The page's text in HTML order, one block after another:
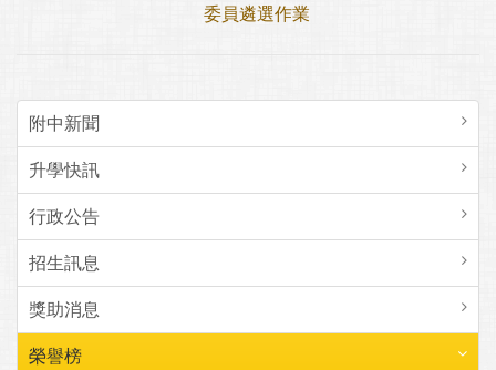
委員遴選作業
附中新聞
升學快訊
行政公告
招生訊息
獎助消息
榮譽榜